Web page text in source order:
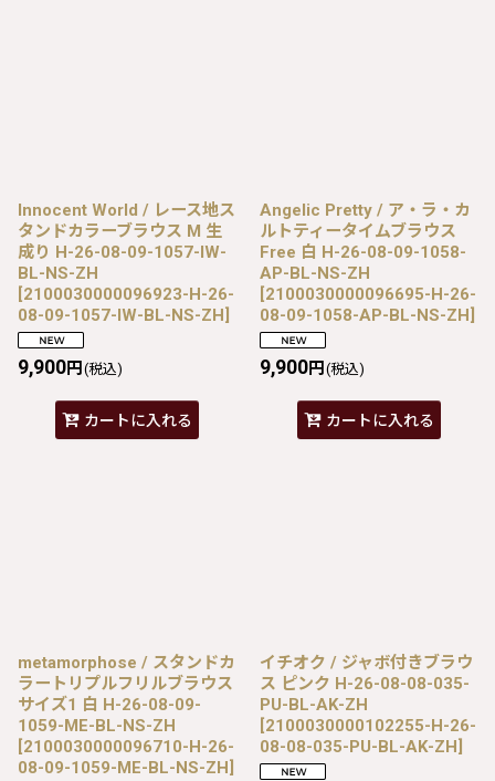
Innocent World / レース地ス
タンドカラーブラウス M 生
成り H-26-08-09-1057-IW-
BL-NS-ZH
[2100030000096923-H-26-
08-09-1057-IW-BL-NS-ZH]
9,900円 (税込)
カートに入れる
Angelic Pretty / ア・ラ・カ
ルトティータイムブラウス
Free 白 H-26-08-09-1058-
AP-BL-NS-ZH
[2100030000096695-H-26-
08-09-1058-AP-BL-NS-ZH]
9,900円 (税込)
カートに入れる
metamorphose / スタンドカ
ラートリプルフリルブラウス
サイズ1 白 H-26-08-09-
1059-ME-BL-NS-ZH
[2100030000096710-H-26-
08-09-1059-ME-BL-NS-ZH]
イチオク / ジャボ付きブラウ
ス ピンク H-26-08-08-035-
PU-BL-AK-ZH
[2100030000102255-H-26-
08-08-035-PU-BL-AK-ZH]